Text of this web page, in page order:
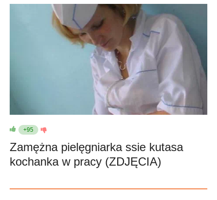
+95
Zamężna pielęgniarka ssie kutasa
kochanka w pracy (ZDJĘCIA)